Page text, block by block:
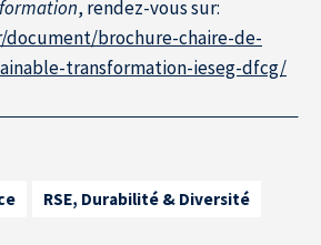
, rendez-vous sur:
brochure-chaire-de-
transformation-ieseg-dfcg/
RSE, Durabilité & Diversité